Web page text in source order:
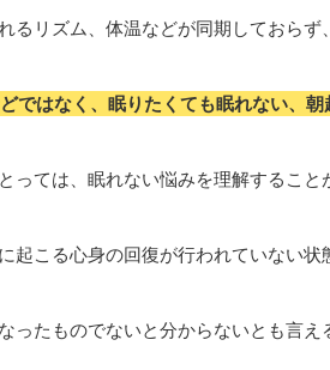
るリズム、体温などが同期しておらず
ではなく、眠りたくても眠れない、朝
っては、眠れない悩みを理解すること
起こる心身の回復が行われていない状
ったものでないと分からないとも言え